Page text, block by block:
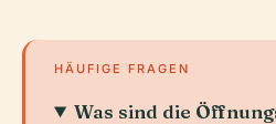
HÄUFIGE FRAGEN
Was sind die